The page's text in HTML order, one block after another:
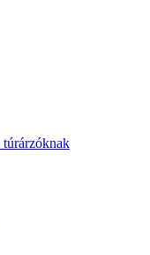
túrárzóknak